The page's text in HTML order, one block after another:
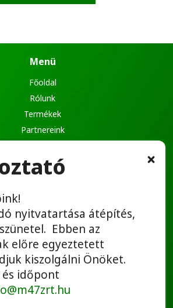
mennyiség
nyitvatartása átépítés,
Ebben az
előre egyeztetett
kiszolgálni Önöket.
időpont
Menü
Főoldal
Rólunk
Termékek
Partnereink
Kapcsolat
Hasznos linkek
Adatvédelmi tájékoztató
ÁSZF
Bérbeadás ÁSZF
Elállási nyilatkozat